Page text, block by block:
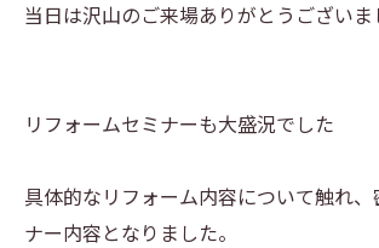
当日は沢山のご来場ありがとうございま
リフォームセミナーも大盛況でした
具体的なリフォーム内容について触れ、
ナー内容となりました。